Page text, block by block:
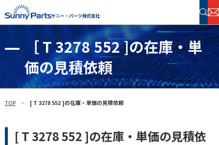
サニー・パーツ株式会社
半導体・電子部品 在庫検索
フリーワードで探す
［ T 3278 552 ]の在庫・単
価の見積依頼
TOP [ T 3278 552 ]の在庫・単価の見積依頼
[ T 3278 552 ]の在庫・単価の見積依